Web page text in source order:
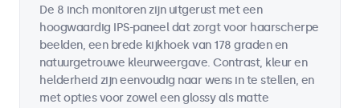
De 8 inch monitoren zijn uitgerust met een
hoogwaardig IPS-paneel dat zorgt voor haarscherpe
beelden, een brede kijkhoek van 178 graden en
natuurgetrouwe kleurweergave. Contrast, kleur en
helderheid zijn eenvoudig naar wens in te stellen, en
met opties voor zowel een glossy als matte